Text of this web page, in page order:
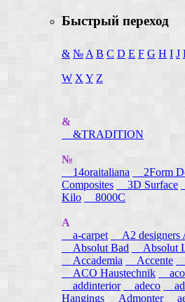
Быстрый переход
& № A B C D E F G H I J
W X Y Z
&
&TRADITION
№
14oraitaliana
2Form
Composites
3D Surface
Kilo
8000C
A
a-carpet
A2 designers
Absolut Bad
Absolut
Accademia
Accente
ACO Haustechnik
addinterior
adeco
Hangings Admonter